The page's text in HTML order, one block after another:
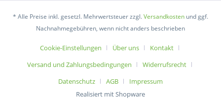
* Alle Preise inkl. gesetzl. Mehrwertsteuer zzgl.Versandkosten und ggf.
Nachnahmegebühren, wenn nicht anders beschrieben
Cookie-Einstellungen Über uns
Kontakt
Versand und Zahlungsbedingungen
Widerrufsrecht
Datenschutz
AGB
Impressum
Realisiert mit Shopware